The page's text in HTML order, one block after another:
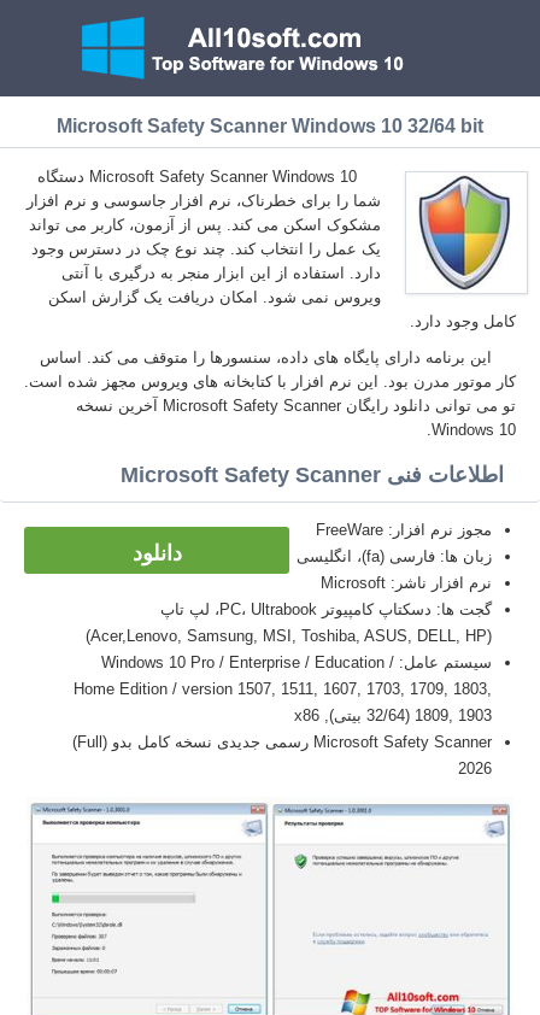
Microsoft Safety Scanner Windows 10 32/64 bit
Microsoft Safety Scanner Windows 10 دستگاه
شما را برای خطرناک، نرم افزار جاسوسی و نرم افزار
مشکوک اسکن می کند. پس از آزمون، کاربر می تواند
یک عمل را انتخاب کند. چند نوع چک در دسترس وجود
دارد. استفاده از این ابزار منجر به درگیری با آنتی
ویروس نمی شود. امکان دریافت یک گزارش اسکن
کامل وجود دارد.
این برنامه دارای پایگاه های داده، سنسورها را متوقف می کند. اساس
کار موتور مدرن بود. این نرم افزار با کتابخانه های ویروس مجهز شده است.
تو می توانی دانلود رایگان Microsoft Safety Scanner آخرین نسخه
Windows 10.
اطلاعات فنی Microsoft Safety Scanner
دانلود
مجوز نرم افزار: FreeWare
زبان ها: فارسی (fa)، انگلیسی
نرم افزار ناشر: Microsoft
گجت ها: دسکتاپ کامپیوتر PC، Ultrabook، لپ تاپ
سیستم عامل: Windows 10 Pro / Enterprise / Education /
Home Edition / version 1507, 1511, 1607, 1703, 1709, 1803,
1809, 1903 (32/64 بیتی), x86
Microsoft Safety Scanner رسمی جدیدی نسخه کامل بدو (Full)
2026